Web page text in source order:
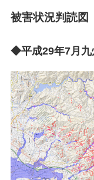
被害状況判読図
◆平成29年7月